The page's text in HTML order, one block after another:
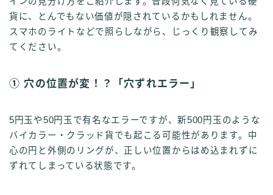
貨に、とんでもない価値が隠されているかもしれません。
スマホのライトなどで照らしながら、じっくり観察してみ
てください。
① 穴の位置が変！？「穴ずれエラー」
5円玉や50円玉で有名なエラーですが、新500円玉のような
バイカラー・クラッド貨でも起こる可能性があります。中
心の円と外側のリングが、正しい位置からはめ込まれずに
ずれてしまっている状態です。